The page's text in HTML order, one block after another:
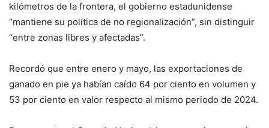
kilómetros de la frontera, el gobierno estadunidense
“mantiene su política de no regionalización”, sin distinguir
“entre zonas libres y afectadas”.
Recordó que entre enero y mayo, las exportaciones de
ganado en pie ya habían caído 64 por ciento en volumen y
53 por ciento en valor respecto al mismo periodo de 2024.